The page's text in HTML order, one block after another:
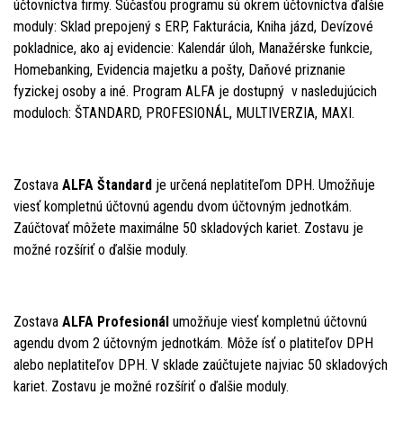
účtovníctva firmy. Súčasťou programu sú okrem účtovníctva ďalšie
moduly: Sklad prepojený s ERP, Fakturácia, Kniha jázd, Devízové
pokladnice, ako aj evidencie: Kalendár úloh, Manažérske funkcie,
Homebanking, Evidencia majetku a pošty, Daňové priznanie
fyzickej osoby a iné. Program ALFA je dostupný v nasledujúcich
moduloch: ŠTANDARD, PROFESIONÁL, MULTIVERZIA, MAXI.
Zostava ALFA Štandard je určená neplatiteľom DPH. Umožňuje
viesť kompletnú účtovnú agendu dvom účtovným jednotkám.
Zaúčtovať môžete maximálne 50 skladových kariet. Zostavu je
možné rozšíriť o ďalšie moduly.
Zostava ALFA Profesionál umožňuje viesť kompletnú účtovnú
agendu dvom 2 účtovným jednotkám. Môže ísť o platiteľov DPH
alebo neplatiteľov DPH. V sklade zaúčtujete najviac 50 skladových
kariet. Zostavu je možné rozšíriť o ďalšie moduly.